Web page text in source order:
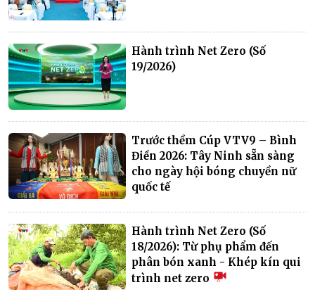
Hành trình Net Zero (Số
19/2026)
Trước thềm Cúp VTV9 – Bình
Điền 2026: Tây Ninh sẵn sàng
cho ngày hội bóng chuyền nữ
quốc tế
Hành trình Net Zero (Số
18/2026): Từ phụ phẩm đến
phân bón xanh - Khép kín qui
trình net zero